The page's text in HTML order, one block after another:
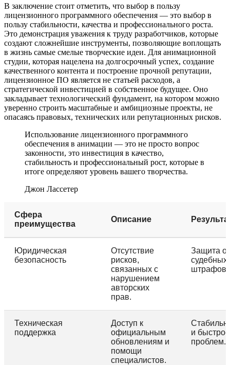
В заключение стоит отметить, что выбор в пользу
лицензионного программного обеспечения — это выбор в
пользу стабильности, качества и профессионального роста.
Это демонстрация уважения к труду разработчиков, которые
создают сложнейшие инструменты, позволяющие воплощать
в жизнь самые смелые творческие идеи. Для анимационной
студии, которая нацелена на долгосрочный успех, создание
качественного контента и построение прочной репутации,
лицензионное ПО является не статьей расходов, а
стратегической инвестицией в собственное будущее. Оно
закладывает технологический фундамент, на котором можно
уверенно строить масштабные и амбициозные проекты, не
опасаясь правовых, технических или репутационных рисков.
Использование лицензионного программного
обеспечения в анимации — это не просто вопрос
законности, это инвестиция в качество,
стабильность и профессиональный рост, которые в
итоге определяют уровень вашего творчества.
Джон Лассетер
Сфера
преимущества
Описание
Юридическая
безопасность
Отсутствие
рисков,
связанных с
нарушением
авторских
прав.
Защита от
судебных
штрафов.
Техническая
поддержка
Доступ к
официальным
обновлениям и
помощи
специалистов.
и
проблем.